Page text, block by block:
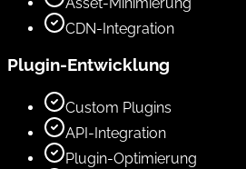
CDN-Integration
Plugin-Entwicklung
Custom Plugins
API-Integration
Plugin-Optimierung